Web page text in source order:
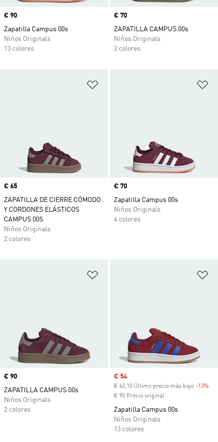
Precio
€ 90
Zapatilla Campus 00s
Niños Originals
13 colores
Precio
€ 70
ZAPATILLA CAMPUS 00s
Niños Originals
2 colores
Precio
€ 65
ZAPATILLA DE CIERRE CÓMODO
Y CORDONES ELÁSTICOS
CAMPUS 00S
Niños Originals
2 colores
Precio
€ 70
Zapatilla Campus 00s
Niños Originals
4 colores
Precio
€ 90
ZAPATILLA CAMPUS 00s
Niños Originals
2 colores
Precio de venta
€ 54
€ 62,10 Último precio más bajo -13%
€ 90 Precio original
Zapatilla Campus 00s
Niños Originals
13 colores